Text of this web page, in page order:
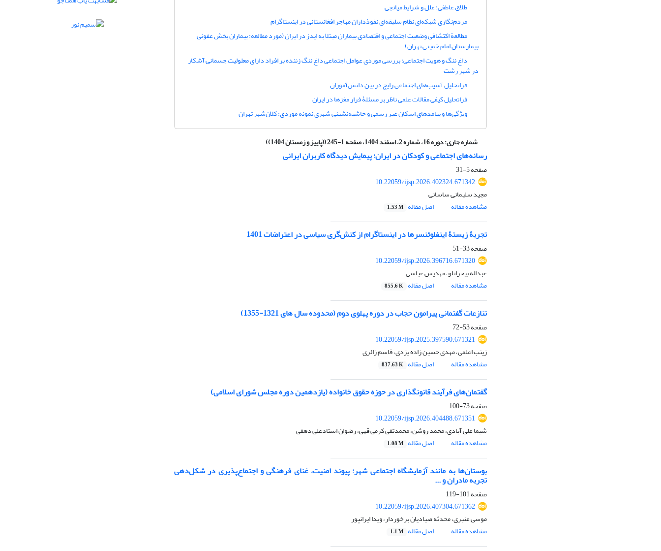
طلاق عاطفی: علل و شرایط میانجی
مردم‌نگاری شبکه‌ای نظام سلیقه‌ای نفوذداران مهاجر افغانستانی در اینستاگرام
مطالعة اکتشافی وضعیت اجتماعی و اقتصادی بیماران مبتلا به ایدز در ایران (مورد مطالعه: بیماران بخش عفونی
بیمارستان امام خمینی تهران)
داغ ننگ و هویت اجتماعی: بررسی موردی عوامل اجتماعی داغ ننگ زننده بر افراد دارای معلولیت جسمانی آشکار
در شهر رشت
فراتحلیل آسیب‌های اجتماعی رایج در بین دانش‌آموزان
فرا‌تحلیل کیفی مقالات علمی ناظر بر مسئلۀ فرار مغزها در ایران
ویژگی‌ها و پیامدهای اسکان غیر رسمی و حاشیه‌نشینی شهری نمونه موردی: کلان‌شهر تهران
شماره جاری:دوره 16، شماره 2، اسفند 1404، صفحه 1-245 ((پاییز و زمستان 1404))
رسانه‌های اجتماعی و کودکان در ایران؛ پیمایش دیدگاه کاربران ایرانی
صفحه5-31
10.22059/ijsp.2026.402324.671342
مجید سلیمانی ساسانی
مشاهده مقاله
اصل مقاله 1.53 M
تجربۀ زیستۀ اینفلوئنسرها در اینستاگرام از کنش‌گری سیاسی در اعتراضات 1401
صفحه33-51
10.22059/ijsp.2026.396716.671320
عبداله بیچرانلو، مهدیس عباسی
مشاهده مقاله
اصل مقاله 855.6 K
تنازعات گفتمانی پیرامون حجاب در دوره پهلوی دوم (محدوده سال های 1321-1355)
صفحه53-72
10.22059/ijsp.2025.397590.671321
زینب اعلمی، مهدی حسین زاده یزدی، قاسم زائری
مشاهده مقاله
اصل مقاله 837.63 K
گفتمان‌های فرآیند قانونگذاری در حوزه حقوق خانواده (یازدهمین دوره مجلس شورای اسلامی)
صفحه73-100
10.22059/ijsp.2026.404488.671351
شیما علی آبادی، محمد روشن، محمدتقی کرمی قهی، رضوان استادعلی دهقی
مشاهده مقاله
اصل مقاله 1.08 M
بوستان‌ها به مانند آزمایشگاه اجتماعی شهر: پیوند امنیت، غنای فرهنگی و اجتماع‌پذیری در شکل‌دهی
تجربه مادران و ...
صفحه101-119
10.22059/ijsp.2026.407304.671362
موسی عنبری، محدثه صیادیان برخوردار، ویدا ایرانپور
مشاهده مقاله
اصل مقاله 1.1 M